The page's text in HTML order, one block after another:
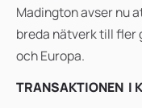
Madington avser nu
breda nätverk till fler
och Europa.
TRANSAKTIONEN I